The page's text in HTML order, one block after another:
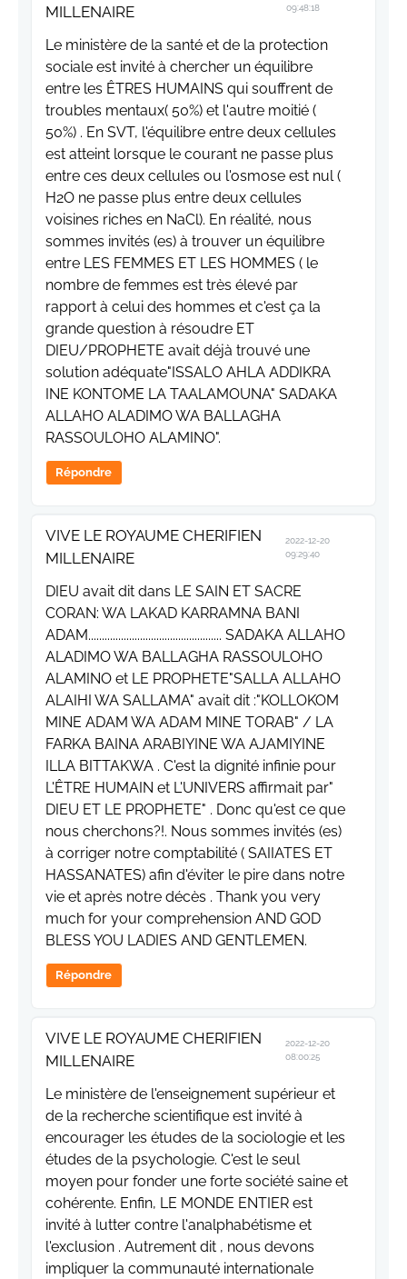
MILLENAIRE 09:48:18
Le ministère de la santé et de la protection
sociale est invité à chercher un équilibre
entre les ÊTRES HUMAINS qui souffrent de
troubles mentaux( 50%) et l'autre moitié (
50%) . En SVT, l'équilibre entre deux cellules
est atteint lorsque le courant ne passe plus
entre ces deux cellules ou l'osmose est nul (
H2O ne passe plus entre deux cellules
voisines riches en NaCl). En réalité, nous
sommes invités (es) à trouver un équilibre
entre LES FEMMES ET LES HOMMES ( le
nombre de femmes est très élevé par
rapport à celui des hommes et c'est ça la
grande question à résoudre ET
DIEU/PROPHETE avait déjà trouvé une
solution adéquate"ISSALO AHLA ADDIKRA
INE KONTOME LA TAALAMOUNA" SADAKA
ALLAHO ALADIMO WA BALLAGHA
RASSOULOHO ALAMINO".
Répondre
VIVE LE ROYAUME CHERIFIEN
MILLENAIRE
2022-12-20
09:29:40
DIEU avait dit dans LE SAIN ET SACRE
CORAN: WA LAKAD KARRAMNA BANI
ADAM................................................. SADAKA ALLAHO
ALADIMO WA BALLAGHA RASSOULOHO
ALAMINO et LE PROPHETE"SALLA ALLAHO
ALAIHI WA SALLAMA" avait dit :"KOLLOKOM
MINE ADAM WA ADAM MINE TORAB" / LA
FARKA BAINA ARABIYINE WA AJAMIYINE
ILLA BITTAKWA . C'est la dignité infinie pour
L'ÊTRE HUMAIN et L'UNIVERS affirmait par"
DIEU ET LE PROPHETE" . Donc qu'est ce que
nous cherchons?!. Nous sommes invités (es)
à corriger notre comptabilité ( SAIIATES ET
HASSANATES) afin d'éviter le pire dans notre
vie et après notre décès . Thank you very
much for your comprehension AND GOD
BLESS YOU LADIES AND GENTLEMEN.
Répondre
VIVE LE ROYAUME CHERIFIEN
MILLENAIRE
2022-12-20
08:00:25
Le ministère de l'enseignement supérieur et
de la recherche scientifique est invité à
encourager les études de la sociologie et les
études de la psychologie. C'est le seul
moyen pour fonder une forte société saine et
cohérente. Enfin, LE MONDE ENTIER est
invité à lutter contre l'analphabétisme et
l'exclusion . Autrement dit , nous devons
impliquer la communauté internationale